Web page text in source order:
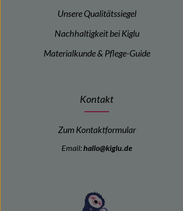
Unsere Qualitätssiegel
Nachhaltigkeit bei Kiglu
Materialkunde & Pflege-Guide
Kontakt
Zum Kontaktformular
Email:hallo@kiglu.de